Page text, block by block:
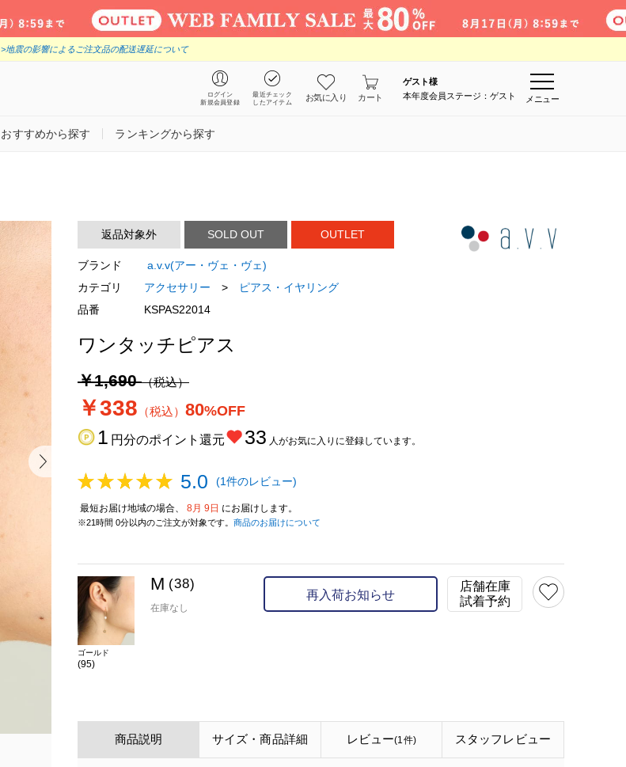
>地震の影響によるご注文品の配送遅延について
ログイン
新規会員登録
最近チェック
したアイテム
お気に入り カート
ゲスト様
本年度会員ステージ：ゲスト
メニュー
おすすめから探す ランキングから探す
返品対象外 SOLD OUT OUTLET
ブランド
a.v.v(アー・ヴェ・ヴェ)
カテゴリ
アクセサリー >
ピアス・イヤリング
品番
KSPAS22014
ワンタッチピアス
￥1,690（税込）
￥338 （税込） 80%OFF
1 円分のポイント還元 33 人がお気に入りに登録しています。
5.0 (1件のレビュー)
最短お届け地域の場合、 8月 9日 にお届けします。
※21時間 0分以内のご注文が対象です。 商品のお届けについて
ゴールド
(95)
M (38)
在庫なし
再入荷お知らせ
店舗在庫
試着予約
商品説明 サイズ・商品詳細 レビュー(1件) スタッフ レビュー